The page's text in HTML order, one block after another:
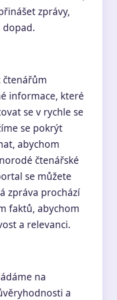
zprávy,
dopad.
čtenářům
informace, které
se v rychle se
se pokrýt
abychom
čtenářské
se můžete
zpráva prochází
faktů, abychom
a relevanci.
na
a